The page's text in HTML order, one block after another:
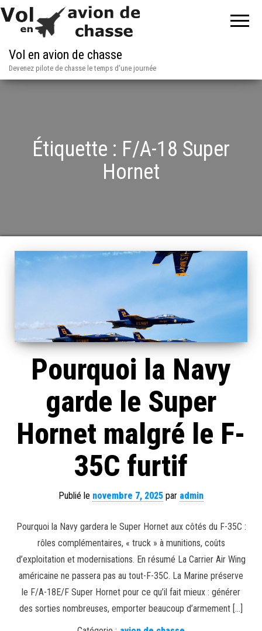
Vol en avion de chasse
Devenez pilote de chasse le temps d'une journée
Étiquette : F/A-18 Super
Hornet
Pourquoi la Navy
garde le Super
Hornet malgré le F-
35C furtif
Publié le novembre 7, 2025 par admin
Pourquoi la Navy gardera le Super Hornet aux côtés du F-35C :
rôles complémentaires, « truck » à munitions, coûts
d’exploitation et modernisations. En résumé La Carrier Air Wing
américaine ne passera pas au tout-F-35C. La Marine préserve
le F/A-18E/F Super Hornet pour ce qu’il fait mieux : générer
des sorties nombreuses, emporter beaucoup d’armement […]